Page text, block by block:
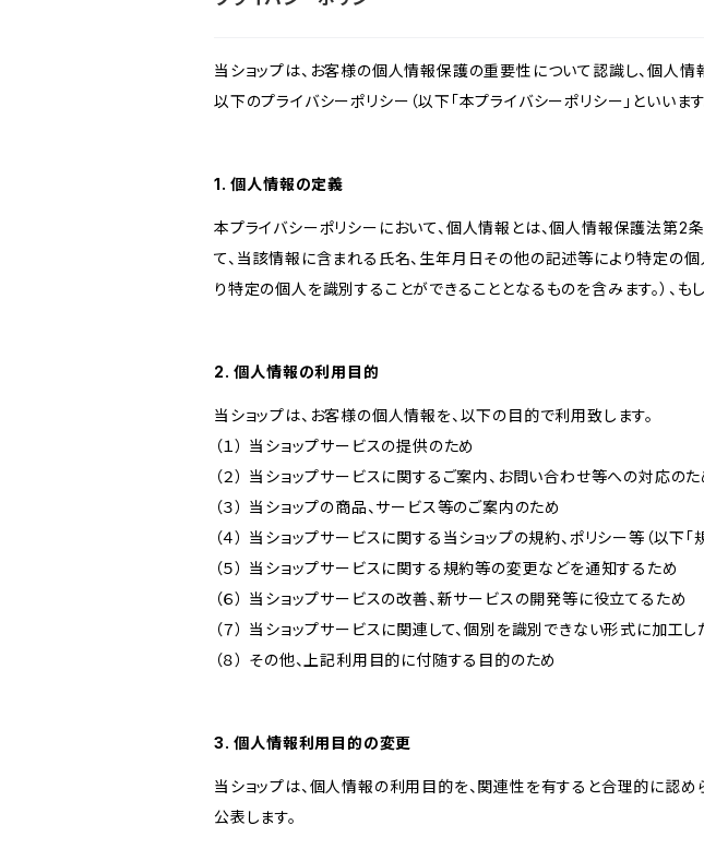
当ショップは、お客様の個人情報保護の重要性について認識し、個人情
以下のプライバシーポリシー（以下「本プライバシーポリシー」といいま
1. 個人情報の定義
本プライバシーポリシーにおいて、個人情報とは、個人情報保護法第2
て、当該情報に含まれる氏名、生年月日その他の記述等により特定の
り特定の個人を識別することができることとなるものを含みます。）、
2. 個人情報の利用目的
当ショップは、お客様の個人情報を、以下の目的で利用致します。
（１） 当ショップサービスの提供のため
（２） 当ショップサービスに関するご案内、お問い合わせ等への対応のた
（３） 当ショップの商品、サービス等のご案内のため
（４） 当ショップサービスに関する当ショップの規約、ポリシー等（以下
（５） 当ショップサービスに関する規約等の変更などを通知するため
（６） 当ショップサービスの改善、新サービスの開発等に役立てるため
（７） 当ショップサービスに関連して、個別を識別できない形式に加工
（８） その他、上記利用目的に付随する目的のため
3. 個人情報利用目的の変更
当ショップは、個人情報の利用目的を、関連性を有すると合理的に認
公表します。